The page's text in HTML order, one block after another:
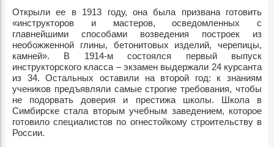
Открыли ее в 1913 году, она была призвана готовить
«инструкторов и мастеров, осведомленных с
главнейшими способами возведения построек из
необожженной глины, бетонитовых изделий, черепицы,
камней». В 1914-м состоялся первый выпуск
инструкторского класса – экзамен выдержали 24 курсанта
из 34. Остальных оставили на второй год: к знаниям
учеников предъявляли самые строгие требования, чтобы
не подорвать доверия и престижа школы. Школа в
Симбирске стала вторым учебным заведением, которое
готовило специалистов по огнестойкому строительству в
России.